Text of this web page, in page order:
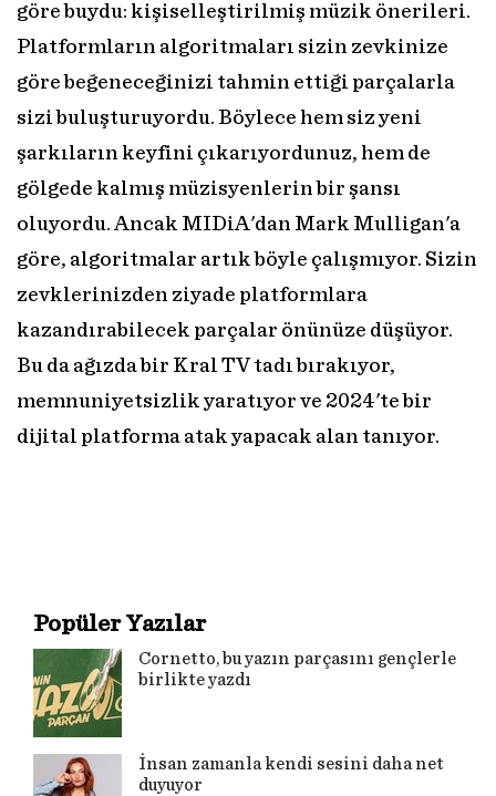
göre buydu: kişiselleştirilmiş müzik önerileri.
Platformların algoritmaları sizin zevkinize
göre beğeneceğinizi tahmin ettiği parçalarla
sizi buluşturuyordu. Böylece hem siz yeni
şarkıların keyfini çıkarıyordunuz, hem de
gölgede kalmış müzisyenlerin bir şansı
oluyordu. Ancak MIDiA'dan Mark Mulligan'a
göre, algoritmalar artık böyle çalışmıyor. Sizin
zevklerinizden ziyade platformlara
kazandırabilecek parçalar önünüze düşüyor.
Bu da ağızda bir Kral TV tadı bırakıyor,
memnuniyetsizlik yaratıyor ve 2024'te bir
dijital platforma atak yapacak alan tanıyor.
Popüler Yazılar
Cornetto, bu yazın parçasını gençlerle
birlikte yazdı
İnsan zamanla kendi sesini daha net
duyuyor